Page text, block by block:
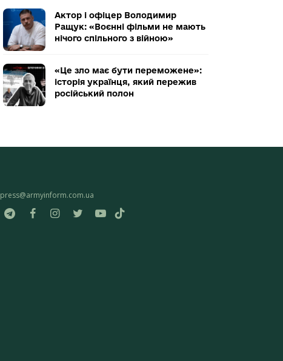
Актор і офіцер Володимир
Ращук: «Воєнні фільми не мають
нічого спільного з війною»
«Це зло має бути переможене»:
історія українця, який пережив
російський полон
press@armyinform.com.ua